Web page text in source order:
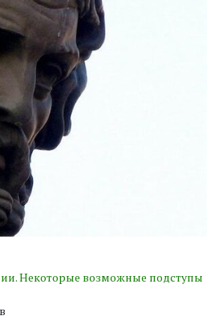
Некоторые возможные подступы